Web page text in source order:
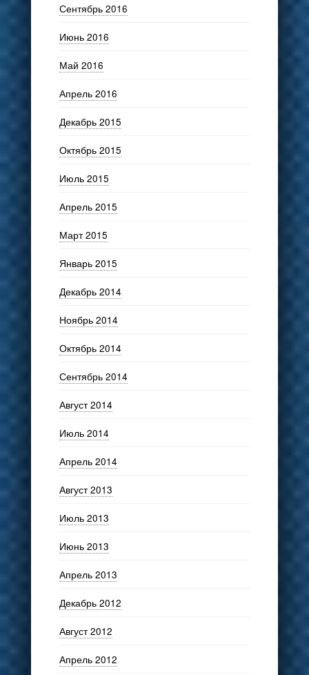
Сентябрь 2016
Июнь 2016
Май 2016
Апрель 2016
Декабрь 2015
Октябрь 2015
Июль 2015
Апрель 2015
Март 2015
Январь 2015
Декабрь 2014
Ноябрь 2014
Октябрь 2014
Сентябрь 2014
Август 2014
Июль 2014
Апрель 2014
Август 2013
Июль 2013
Июнь 2013
Апрель 2013
Декабрь 2012
Август 2012
Апрель 2012